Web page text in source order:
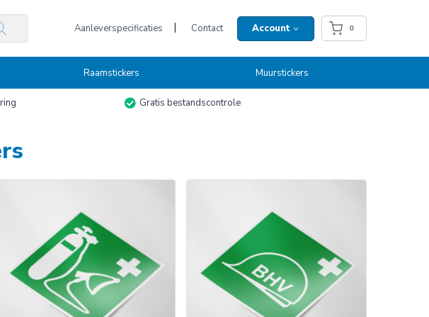
Aanleverspecificaties Contact Account 0
Raamstickers Muurstickers
Gratis bestandscontrole